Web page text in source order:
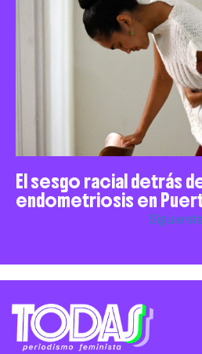
El sesgo racial detrás
endometriosis en